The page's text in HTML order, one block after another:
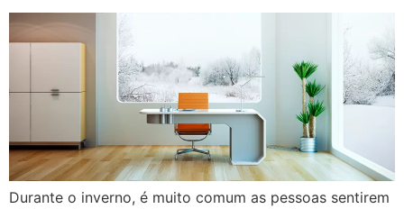
Durante o inverno, é muito comum as pessoas sentirem